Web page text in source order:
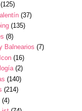
(125)
(37)
(135)
(8)
Balnearios (7)
(16)
(2)
(140)
(214)
(4)